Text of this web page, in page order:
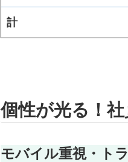
計
個性が光る！
モバイル重視・ト